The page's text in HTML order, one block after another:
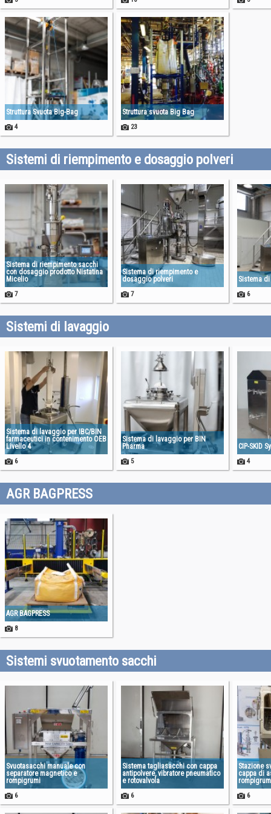
Struttura Svuota Big-Bag
4
Struttura svuota Big Bag
23
Sistemi di riempimento e dosaggio polveri
Sistema di riempimento sacchi
con dosaggio prodotto Nistatina
Micelio
7
Sistema di riempimento e
dosaggio polveri
7
Sistema
6
Sistemi di lavaggio
Sistema di lavaggio per IBC/BIN
farmaceutici in contenimento OEB
Livello 4
6
Sistema di lavaggio per BIN
Pharma
5
CIP-SKID
4
AGR BAGPRESS
AGR BAGPRESS
8
Sistemi svuotamento sacchi
Svuotasacchi manuale con
separatore magnetico e
rompigrumi
6
Sistema tagliasacchi con cappa
antipolvere, vibratore pneumatico
e rotovalvola
6
Stazione
cappa di
6